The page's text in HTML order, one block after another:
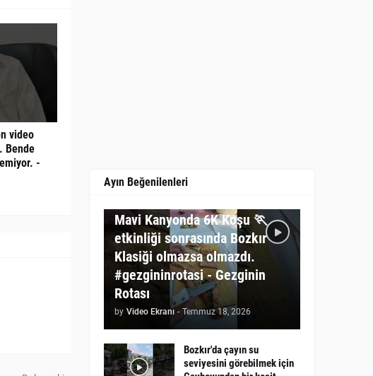
video
Bende
-
Ayın Beğenilenleri
Mavi Kanyonda 6K Koşu 🏃
etkinliği sonrasında Bozkır
Klasiği olmazsa olmazdı.
#gezgininrotasi - Gezginin
Rotası
by Video Ekranı - Temmuz 18, 2026
Bozkır'da çayın su
seviyesini görebilmek için